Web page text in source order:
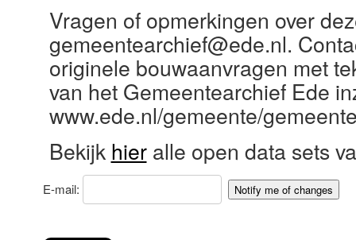
Vragen of opmerkingen over
gemeentearchief@ede.nl.
originele bouwaanvragen met
van het Gemeentearchief Ede
www.ede.nl/gemeente/
Bekijk hieralle open data sets
E-mail: